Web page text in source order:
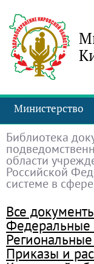
Министерство
Библиотека
области
Российской
системе в
Все
Федеральные
Приказы и